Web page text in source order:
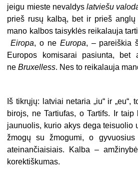
jeigu mieste nevaldys latviešu
prieš rusų kalbą, bet ir prieš anglų
mano kalbos taisyklės reikalauja
Eiropa, o ne Europa, – pareiškia
Europos komisarai pasiunta,
neBruxelless. Nes to reikalauja
Iš tikrųjų: latviai netaria „iu“ ir
birojs, ne Tartiufas, o Tartifs. Ir
jaunuolis, kurio akys dega teisuolio
žmogų su žmogumi, o
ateinančiaisiais. Kalba –
korektiškumas.